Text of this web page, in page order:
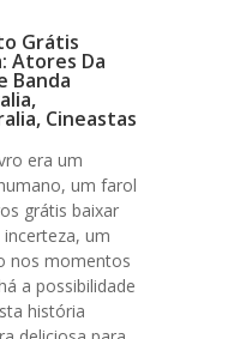
Grátis
Atores Da
Banda
Cineastas
era um
um farol
grátis baixar
um
nos momentos
a possibilidade
história